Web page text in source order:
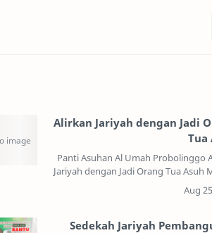
Alirkan Jariyah dengan Jadi
Tua
Panti Asuhan Al Umah Probolinggo
Jariyah dengan Jadi Orang Tua Asuh
Program Wali Yatim di Panti Asuhan
ProbolinggoSahabat, Tanpa kita
Sedekah Jariyah